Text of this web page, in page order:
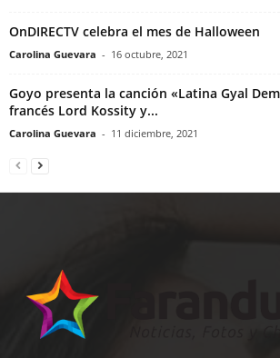
OnDIRECTV celebra el mes de Halloween
Carolina Guevara - 16 octubre, 2021
Goyo presenta la canción «Latina Gyal
francés Lord Kossity y...
Carolina Guevara - 11 diciembre, 2021